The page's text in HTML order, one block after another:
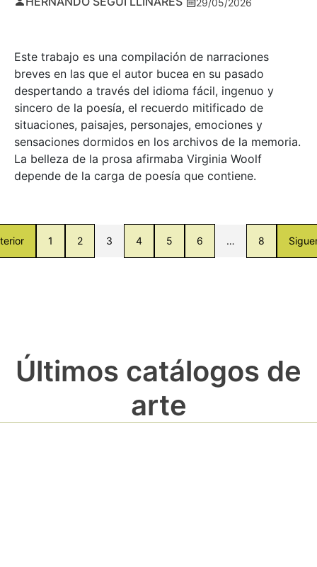
Este trabajo es una compilación de narraciones
breves en las que el autor bucea en su pasado
despertando a través del idioma fácil, ingenuo y
sincero de la poesía, el recuerdo mitificado de
situaciones, paisajes, personajes, emociones y
sensaciones dormidos en los archivos de la memoria.
La belleza de la prosa afirmaba Virginia Woolf
depende de la carga de poesía que contiene.
1 2 3 4 5 6 … 8
Últimos catálogos de
arte